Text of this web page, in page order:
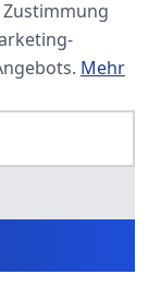
Mehr